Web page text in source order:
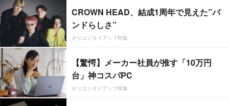
CROWN HEAD、結成1周年で見えた”バ
ンドらしさ”
オリコンタイアップ特集
【驚愕】メーカー社員が推す「10万円
台」神コスパPC
オリコンタイアップ特集